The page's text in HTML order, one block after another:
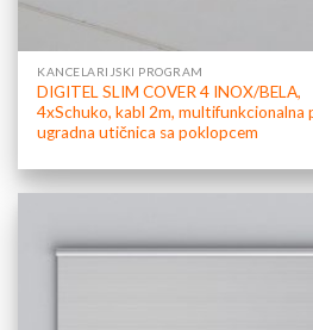
KANCELARIJSKI PROGRAM
DIGITEL SLIM COVER 4 INOX/BELA,
4xSchuko, kabl 2m, multifunkcionalna
ugradna utičnica sa poklopcem